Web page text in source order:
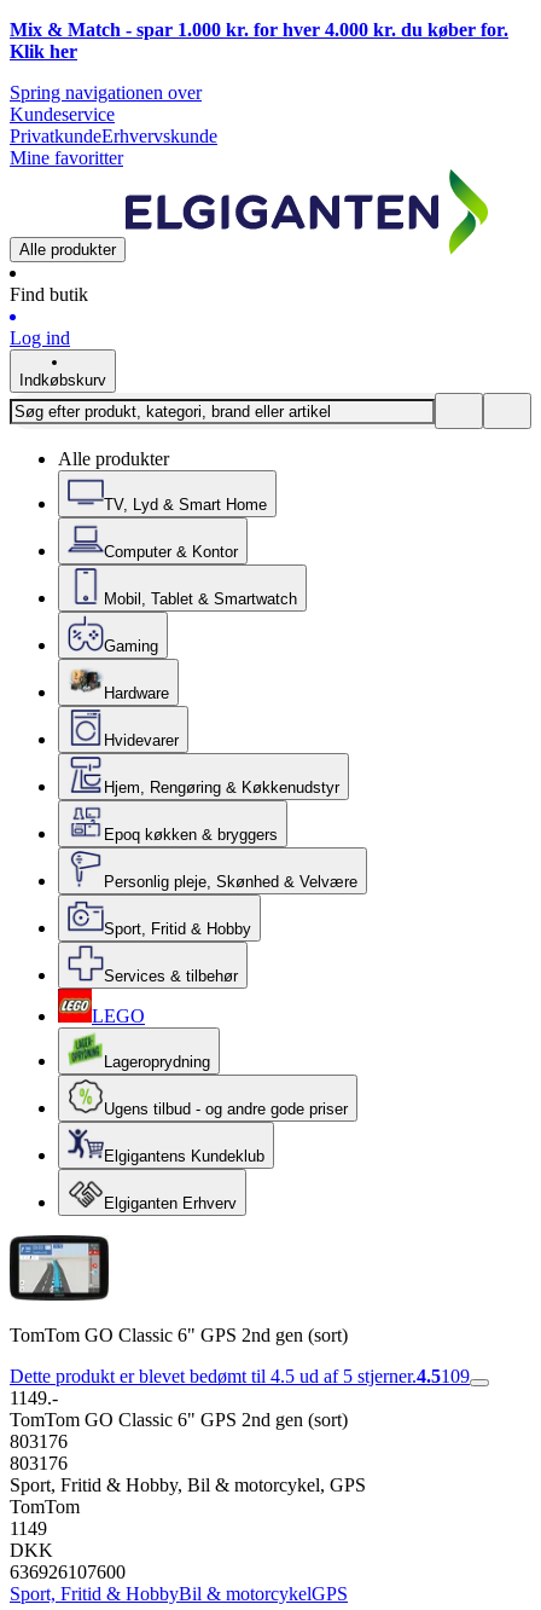
Mix & Match - spar 1.000 kr. for hver 4.000 kr. du køber for.
Klik her
Spring navigationen over
Kundeservice
PrivatkundeErhvervskunde
Mine favoritter
Alle produkter
Find butik
Log ind
Indkøbskurv
Alle produkter
TV, Lyd & Smart Home
Computer & Kontor
Mobil, Tablet & Smartwatch
Gaming
Hardware
Hvidevarer
Hjem, Rengøring & Køkkenudstyr
Epoq køkken & bryggers
Personlig pleje, Skønhed & Velvære
Sport, Fritid & Hobby
Services & tilbehør
LEGO
Lageroprydning
Ugens tilbud - og andre gode priser
Elgigantens Kundeklub
Elgiganten Erhverv
TomTom GO Classic 6" GPS 2nd gen (sort)
Dette produkt er blevet bedømt til 4.5 ud af 5 stjerner.4.5109
1149.-
TomTom GO Classic 6" GPS 2nd gen (sort)
803176
803176
Sport, Fritid & Hobby, Bil & motorcykel, GPS
TomTom
1149
DKK
636926107600
Sport, Fritid & HobbyBil & motorcykelGPS